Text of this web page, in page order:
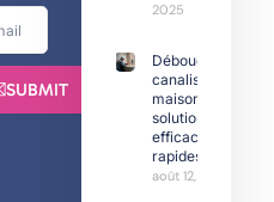
SUBMIT
2025
Débouchage
canalisation
maison :
solutions
efficaces et
rapides
août 12, 2025